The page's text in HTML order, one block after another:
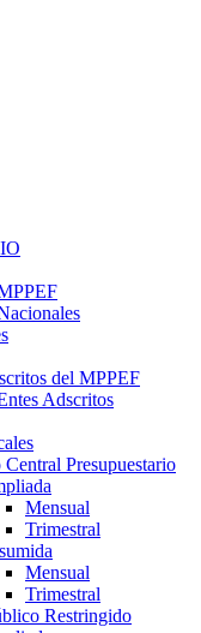
del MPPEF
Adscritos
Presupuestario
Mensual
Trimestral
Mensual
Trimestral
Restringido